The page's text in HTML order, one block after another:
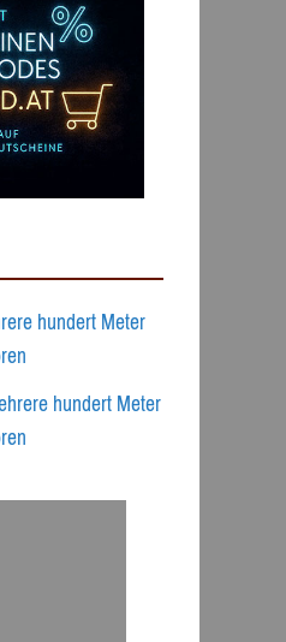
hundert Meter
hundert Meter